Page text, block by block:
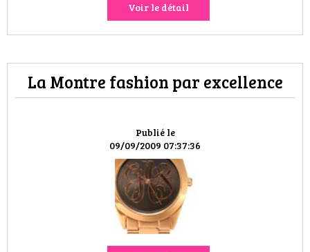
Voir le détail
Publié le
09/09/2009 07:37:36
La Montre fashion par excellence